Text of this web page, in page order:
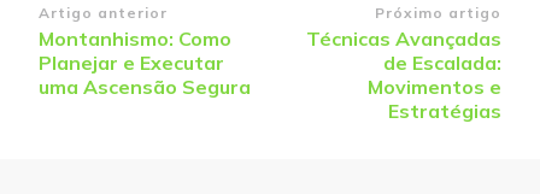
Navegação
de
post
Artigo anterior
Montanhismo: Como
Planejar e Executar
uma Ascensão Segura
Próximo artigo
Técnicas Avançadas
de Escalada:
Movimentos e
Estratégias